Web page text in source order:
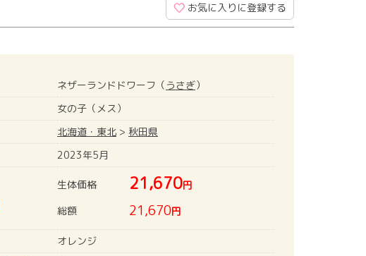
お気に入りに登録する
ネザーランドドワーフ（ うさぎ）
女の子（メス）
北海道・東北 > 秋田県
2023年5月
生体価格 21,670円
総額
21,670円
オレンジ